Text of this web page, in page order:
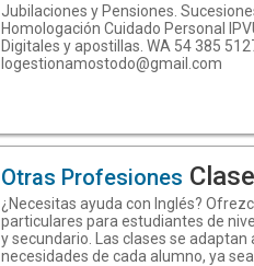
Jubilaciones y Pensiones.
Homologación Cuidado Personal
Digitales y apostillas. WA 54 385
logestionamostodo@gmail.com
Otras Profesiones
¿Necesitas ayuda con Inglés?
particulares para estudiantes de
y secundario. Las clases se adaptan
necesidades de cada alumno, ya